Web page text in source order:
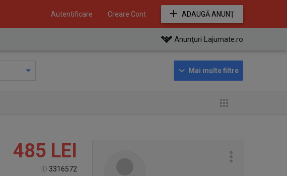
Autentificare Creare Cont ADAUGĂ ANUNŢ
Anunţuri Lajumate.ro
485 LEI
ID 3316572